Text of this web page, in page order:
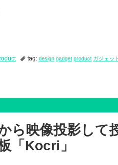
tag: design gadget product ガジェッ
ら映像投影して
「Kocri」